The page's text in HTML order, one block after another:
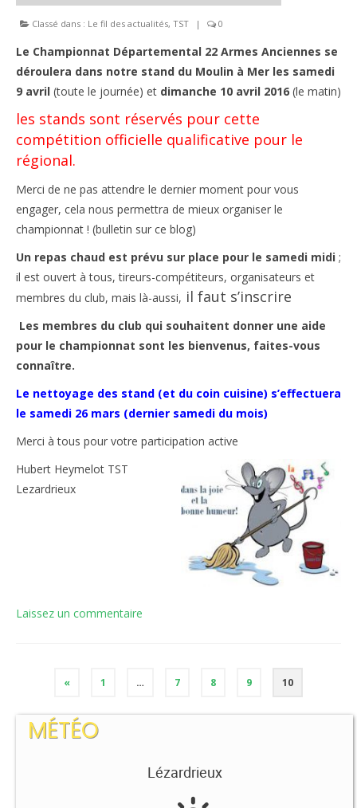
Classé dans : Le fil des actualités, TST | 0
Le Championnat Départemental 22 Armes Anciennes se
déroulera dans notre stand du Moulin à Mer les samedi
9 avril (toute le journée) et dimanche 10 avril 2016 (le matin)
les stands sont réservés pour cette
compétition officielle qualificative pour le
régional.
Merci de ne pas attendre le dernier moment pour vous
engager, cela nous permettra de mieux organiser le
championnat ! (bulletin sur ce blog)
Un repas chaud est prévu sur place pour le samedi midi ;
il est ouvert à tous, tireurs-compétiteurs, organisateurs et
membres du club, mais là-aussi, il faut s’inscrire
Les membres du club qui souhaitent donner une aide
pour le championnat sont les bienvenus, faites-vous
connaître.
Le nettoyage des stand (et du coin cuisine) s’effectuera
le samedi 26 mars (dernier samedi du mois)
Merci à tous pour votre participation active
Hubert Heymelot TST
Lezardrieux
Laissez un commentaire
« 1 … 7 8 9 10
MÉTÉO
Lézardrieux